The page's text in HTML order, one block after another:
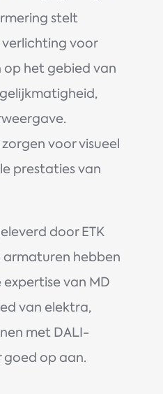
stelt
verlichting voor
op het gebied van
voor visueel
prestaties van
door ETK
armaturen hebben
van MD
van elektra,
met DALI-
op aan.